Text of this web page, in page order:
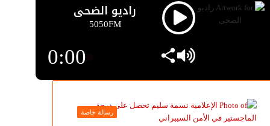
راديو الضحى
5050FM
0:00
رسالة خاصة